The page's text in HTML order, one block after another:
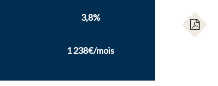
3,8%
1 238€/mois